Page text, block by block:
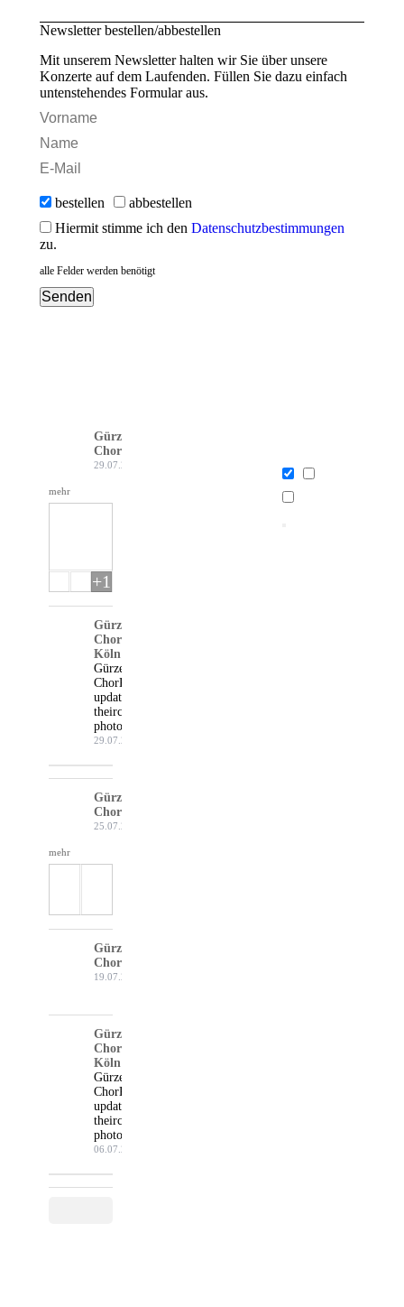
Newsletter bestellen/abbestellen
Mit unserem Newsletter halten wir Sie über unsere
Konzerte auf dem Laufenden. Füllen Sie dazu einfach
untenstehendes Formular aus.
bestellen
abbestellen
Hiermit stimme ich den Datenschutzbestimmungen
zu.
alle Felder werden benötigt
Gürzenich-
Chor Köln
29.07.26
mehr
+1
Gürzenich-
Chor
Köln
Gürzenich-
Chor Köln
updated
their cover
photo.
29.07.26
Gürzenich-
Chor Köln
25.07.26
mehr
Gürzenich-
Chor Köln
19.07.26
Gürzenich-
Chor
Köln
Gürzenich-
Chor Köln
updated
their cover
photo.
06.07.26